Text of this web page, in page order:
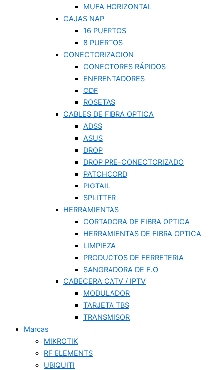
MUFA HORIZONTAL
CAJAS NAP
16 PUERTOS
8 PUERTOS
CONECTORIZACION
CONECTORES RÁPIDOS
ENFRENTADORES
ODF
ROSETAS
CABLES DE FIBRA OPTICA
ADSS
ASUS
DROP
DROP PRE-CONECTORIZADO
PATCHCORD
PIGTAIL
SPLITTER
HERRAMIENTAS
CORTADORA DE FIBRA OPTICA
HERRAMIENTAS DE FIBRA OPTICA
LIMPIEZA
PRODUCTOS DE FERRETERIA
SANGRADORA DE F.O
CABECERA CATV / IPTV
MODULADOR
TARJETA TBS
TRANSMISOR
Marcas
MIKROTIK
RF ELEMENTS
UBIQUITI